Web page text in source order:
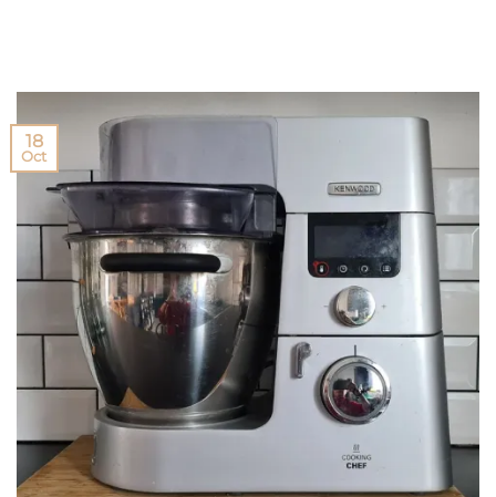
18
Oct